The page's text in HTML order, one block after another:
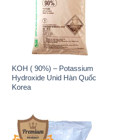
KOH ( 90%) – Potassium
Hydroxide Unid Hàn Quốc
Korea